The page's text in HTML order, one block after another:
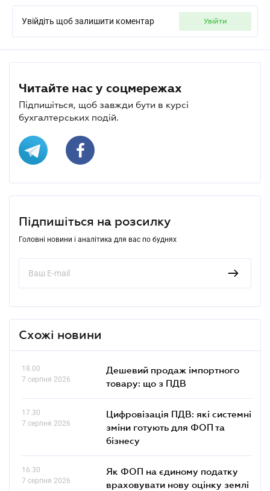
Увійдіть щоб залишити коментар увійти
Читайте нас у соцмережах
Підпишіться, щоб завжди бути в курсі
бухгалтерських подій.
Підпишіться на розсилку
Головні новини і аналітика для вас по буднях
Схожі новини
18.00
7 серпня 2026
Дешевий продаж імпортного
товару: що з ПДВ
17.30
7 серпня 2026
Цифровізація ПДВ: які системні
зміни готують для ФОП та
бізнесу
16.30
7 серпня 2026
Як ФОП на єдиному податку
враховувати нову оцінку землі